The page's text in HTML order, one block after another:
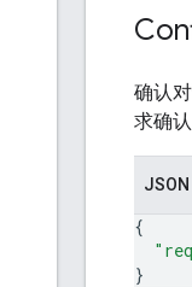
确认
求确
{
}